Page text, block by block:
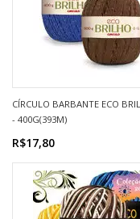
CÍRCULO BARBANTE ECO
- 400G(393M)
R$17,80